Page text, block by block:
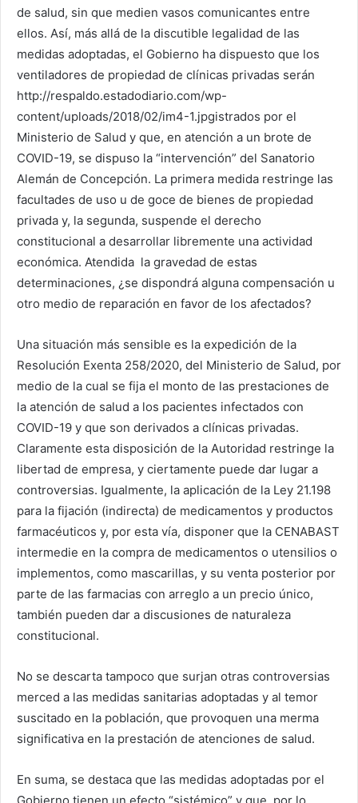
de salud, sin que medien vasos comunicantes entre
ellos. Así, más allá de la discutible legalidad de las
medidas adoptadas, el Gobierno ha dispuesto que los
ventiladores de propiedad de clínicas privadas serán
http://respaldo.estadodiario.com/wp-
content/uploads/2018/02/im4-1.jpgistrados por el
Ministerio de Salud y que, en atención a un brote de
COVID-19, se dispuso la “intervención” del Sanatorio
Alemán de Concepción. La primera medida restringe las
facultades de uso u de goce de bienes de propiedad
privada y, la segunda, suspende el derecho
constitucional a desarrollar libremente una actividad
económica. Atendida la gravedad de estas
determinaciones, ¿se dispondrá alguna compensación u
otro medio de reparación en favor de los afectados?
Una situación más sensible es la expedición de la
Resolución Exenta 258/2020, del Ministerio de Salud, por
medio de la cual se fija el monto de las prestaciones de
la atención de salud a los pacientes infectados con
COVID-19 y que son derivados a clínicas privadas.
Claramente esta disposición de la Autoridad restringe la
libertad de empresa, y ciertamente puede dar lugar a
controversias. Igualmente, la aplicación de la Ley 21.198
para la fijación (indirecta) de medicamentos y productos
farmacéuticos y, por esta vía, disponer que la CENABAST
intermedie en la compra de medicamentos o utensilios o
implementos, como mascarillas, y su venta posterior por
parte de las farmacias con arreglo a un precio único,
también pueden dar a discusiones de naturaleza
constitucional.
No se descarta tampoco que surjan otras controversias
merced a las medidas sanitarias adoptadas y al temor
suscitado en la población, que provoquen una merma
significativa en la prestación de atenciones de salud.
En suma, se destaca que las medidas adoptadas por el